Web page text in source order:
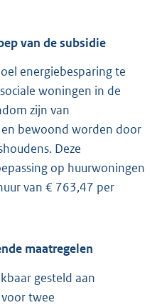
van de subsidie
energiebesparing te
woningen in de
zijn van
bewoond worden door
Deze
op huurwoningen
van € 763,47 per
maatregelen
gesteld aan
twee